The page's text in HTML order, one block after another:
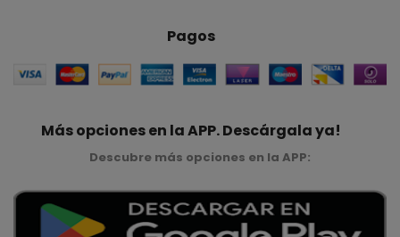
Pagos
Más opciones en la APP. Descárgala ya!
Descubre más opciones en la APP: